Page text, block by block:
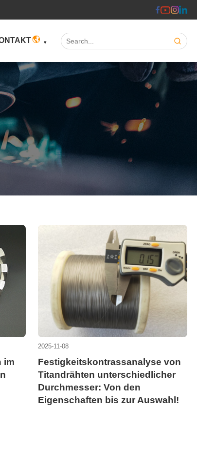
Search:
im
2025-11-08
Festigkeitskontrassanalyse von
Titandrähten unterschiedlicher
Durchmesser: Von den
Eigenschaften bis zur Auswahl!